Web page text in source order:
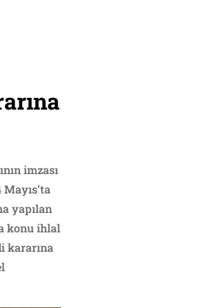
imzası
yapılan
konu ihlal
kararına